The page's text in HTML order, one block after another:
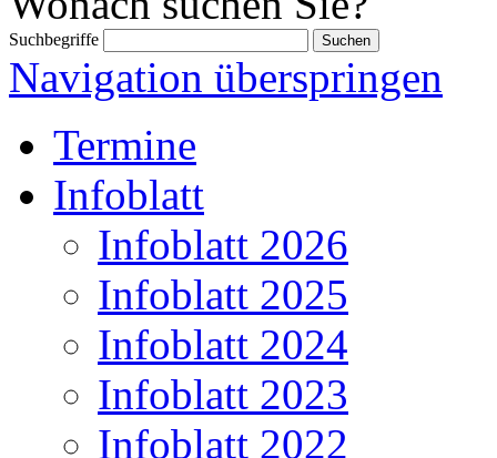
Suchbegriffe
Navigation überspringen
Termine
Infoblatt
Infoblatt 2026
Infoblatt 2025
Infoblatt 2024
Infoblatt 2023
Infoblatt 2022